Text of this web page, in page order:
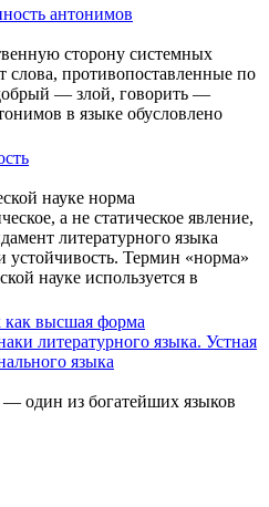
антонимов
сторону системных
слова, противопоставленные по
— злой, говорить —
в языке обусловлено
науке норма
а не статическое явление,
литературного языка
устойчивость. Термин «норма»
науке используется в
как высшая форма
литературного языка. Устная
языка
один из богатейших языков